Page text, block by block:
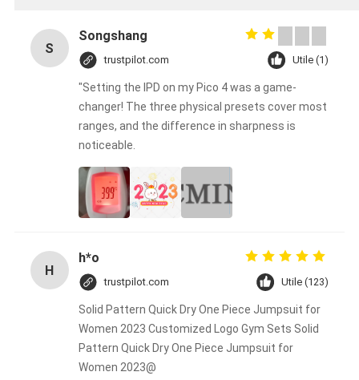
S
Songshang
trustpilot.com Utile (1)
"Setting the IPD on my Pico 4 was a game-
changer! The three physical presets cover most
ranges, and the difference in sharpness is
noticeable.
H
h*o
trustpilot.com Utile (123)
Solid Pattern Quick Dry One Piece Jumpsuit for
Women 2023 Customized Logo Gym Sets Solid
Pattern Quick Dry One Piece Jumpsuit for
Women 2023@